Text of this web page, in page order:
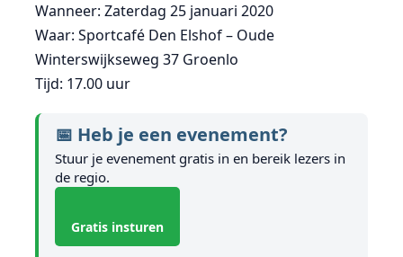
Wanneer: Zaterdag 25 januari 2020
Waar: Sportcafé Den Elshof – Oude
Winterswijkseweg 37 Groenlo
Tijd: 17.00 uur
📅 Heb je een evenement?
Stuur je evenement gratis in en bereik lezers in
de regio.
Gratis insturen